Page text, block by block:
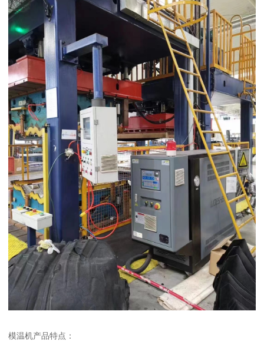
模温机产品特点：